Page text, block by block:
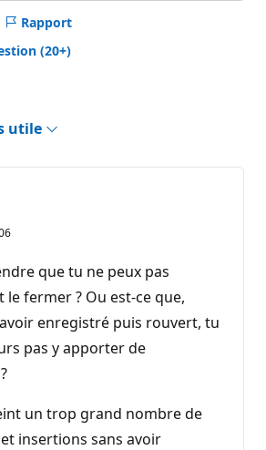
Rapport
(20+)
utile
que tu ne peux pas
fermer ? Ou est-ce que,
enregistré puis rouvert, tu
pas y apporter de
un trop grand nombre de
insertions sans avoir